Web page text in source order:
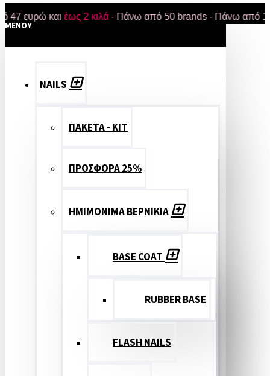
καιέως 2 κιλά- Πάνω από 50 brands - Πάνω από 18.000
MENOY
NAILS
ΠΑΚΕΤΑ - ΚΙΤ
ΠΡΟΣΦΟΡΑ 25%
ΗΜΙΜΟΝΙΜΑ ΒΕΡΝΙΚΙΑ
BASE COAT
RUBBER BASE
FLASH NAILS